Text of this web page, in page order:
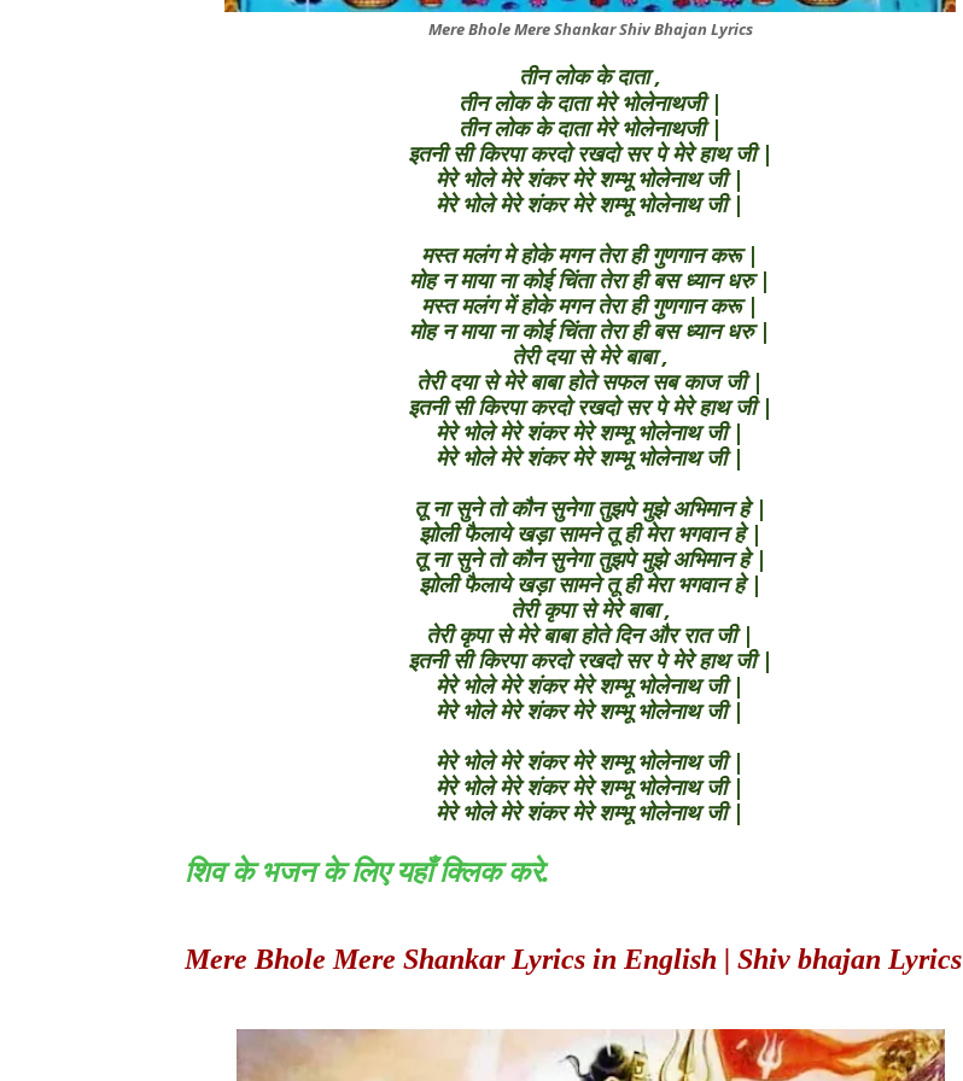
Mere Bhole Mere Shankar Shiv Bhajan Lyrics
तीन लोक के दाता ,
तीन लोक के दाता मेरे भोलेनाथजी |
तीन लोक के दाता मेरे भोलेनाथजी |
इतनी सी किरपा करदो रखदो सर पे मेरे हाथ जी |
मेरे भोले मेरे शंकर मेरे शम्भू भोलेनाथ जी |
मेरे भोले मेरे शंकर मेरे शम्भू भोलेनाथ जी |
मस्त मलंग मे होके मगन तेरा ही गुणगान करू |
मोह न माया ना कोई चिंता तेरा ही बस ध्यान धरु |
मस्त मलंग में होके मगन तेरा ही गुणगान करू |
मोह न माया ना कोई चिंता तेरा ही बस ध्यान धरु |
तेरी दया से मेरे बाबा ,
तेरी दया से मेरे बाबा होते सफल सब काज जी |
इतनी सी किरपा करदो रखदो सर पे मेरे हाथ जी |
मेरे भोले मेरे शंकर मेरे शम्भू भोलेनाथ जी |
मेरे भोले मेरे शंकर मेरे शम्भू भोलेनाथ जी |
तू ना सुने तो कौन सुनेगा तुझपे मुझे अभिमान हे |
झोली फैलाये खड़ा सामने तू ही मेरा भगवान हे |
तू ना सुने तो कौन सुनेगा तुझपे मुझे अभिमान हे |
झोली फैलाये खड़ा सामने तू ही मेरा भगवान हे |
तेरी कृपा से मेरे बाबा ,
तेरी कृपा से मेरे बाबा होते दिन और रात जी |
इतनी सी किरपा करदो रखदो सर पे मेरे हाथ जी |
मेरे भोले मेरे शंकर मेरे शम्भू भोलेनाथ जी |
मेरे भोले मेरे शंकर मेरे शम्भू भोलेनाथ जी |
मेरे भोले मेरे शंकर मेरे शम्भू भोलेनाथ जी |
मेरे भोले मेरे शंकर मेरे शम्भू भोलेनाथ जी |
मेरे भोले मेरे शंकर मेरे शम्भू भोलेनाथ जी |
शिव के भजन के लिए यहाँ क्लिक करे.
Mere Bhole Mere Shankar Lyrics in English | Shiv bhajan Lyrics